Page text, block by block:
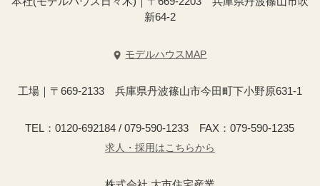
新64-2
モデルハウスMAP
工場｜〒669-2133 兵庫県丹波篠山市今田町下小野原631-1
TEL：0120-692184 / 079-590-1233 FAX：079-590-1235
求人・採用はこちらから